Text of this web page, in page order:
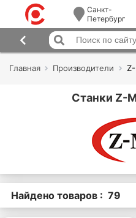
Санкт-
Петербург
Главная Производители
Станки Z-
Найдено товаров : 79